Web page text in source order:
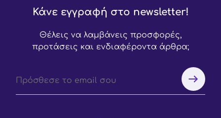
Κάνε εγγραφή στο newsletter!
Θέλεις να λαμβάνεις προσφορές,
προτάσεις και ενδιαφέροντα άρθρα;